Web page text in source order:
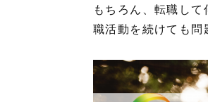
もちろん、転職し
職活動を続けても問